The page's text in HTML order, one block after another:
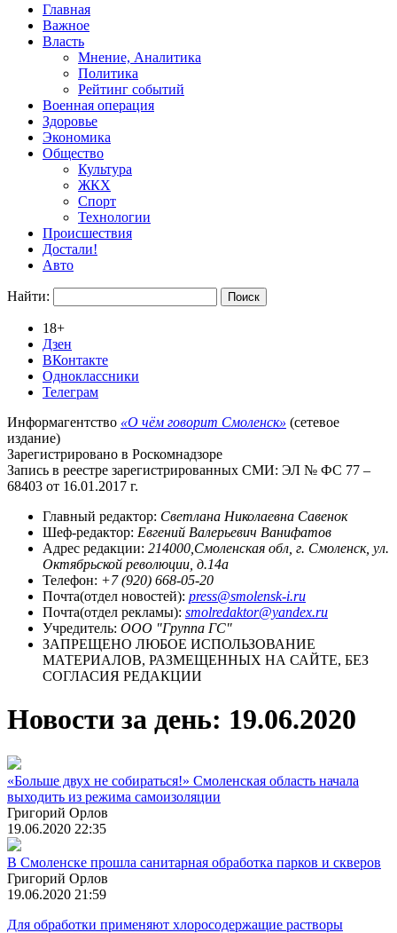
Главная
Важное
Власть
Мнение, Аналитика
Политика
Рейтинг событий
Военная операция
Здоровье
Экономика
Общество
Культура
ЖКХ
Спорт
Технологии
Происшествия
Достали!
Авто
Найти:
18+
Дзен
ВКонтакте
Одноклассники
Телеграм
Информагентство «О чём говорит Смоленск» (сетевое
издание)
Зарегистрировано в Роскомнадзоре
Запись в реестре зарегистрированных СМИ: ЭЛ № ФС 77 –
68403 от 16.01.2017 г.
Главный редактор: Светлана Николаевна Савенок
Шеф-редактор: Евгений Валерьевич Ванифатов
Адрес редакции: 214000,Смоленская обл, г. Смоленск, ул.
Октябрьской революции, д.14а
Телефон: +7 (920) 668-05-20
Почта(отдел новостей): press@smolensk-i.ru
Почта(отдел рекламы): smolredaktor@yandex.ru
Учредитель: ООО "Группа ГС"
ЗАПРЕЩЕНО ЛЮБОЕ ИСПОЛЬЗОВАНИЕ
МАТЕРИАЛОВ, РАЗМЕЩЕННЫХ НА САЙТЕ, БЕЗ
СОГЛАСИЯ РЕДАКЦИИ
Новости за день: 19.06.2020
«Больше двух не собираться!» Смоленская область начала
выходить из режима самоизоляции
Григорий Орлов
19.06.2020 22:35
В Смоленске прошла санитарная обработка парков и скверов
Григорий Орлов
19.06.2020 21:59
Для обработки применяют хлоросодержащие растворы